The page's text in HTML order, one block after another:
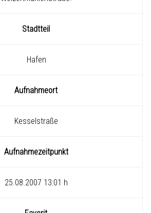
Stadtteil
Hafen
Aufnahmeort
Kesselstraße
Aufnahmezeitpunkt
25.08.2007 13:01 h